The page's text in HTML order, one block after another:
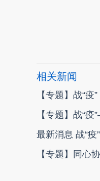
相关新闻
【专题】战“
【专题】战“
最新消息 战“
【专题】同心